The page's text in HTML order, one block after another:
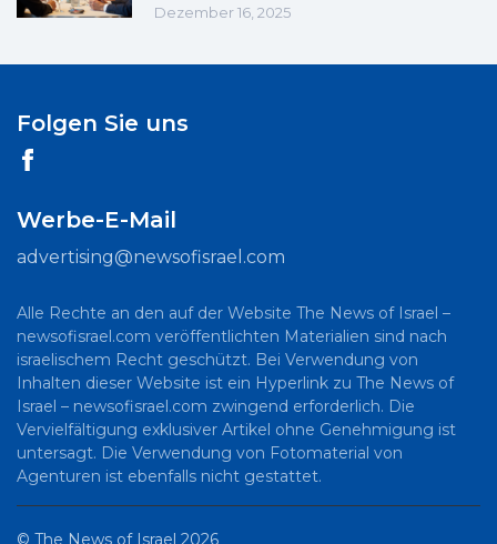
Dezember 16, 2025
Folgen Sie uns
Werbe-E-Mail
advertising@newsofisrael.com
Alle Rechte an den auf der Website The News of Israel –
newsofisrael.com veröffentlichten Materialien sind nach
israelischem Recht geschützt. Bei Verwendung von
Inhalten dieser Website ist ein Hyperlink zu The News of
Israel – newsofisrael.com zwingend erforderlich. Die
Vervielfältigung exklusiver Artikel ohne Genehmigung ist
untersagt. Die Verwendung von Fotomaterial von
Agenturen ist ebenfalls nicht gestattet.
© The News of Israel 2026